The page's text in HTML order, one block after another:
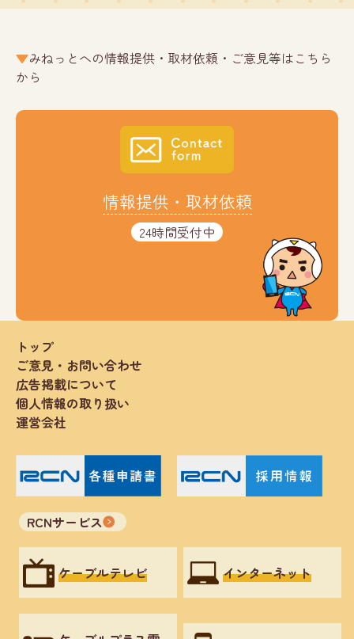
みねっとへの情報提供・取材依頼・ご意見等はこちら
から
情報提供・取材依頼
24時間受付中
トップ
ご意見・お問い合わせ
広告掲載について
個人情報の取り扱い
運営会社
RCNサービス
ケーブルテレビ インターネット